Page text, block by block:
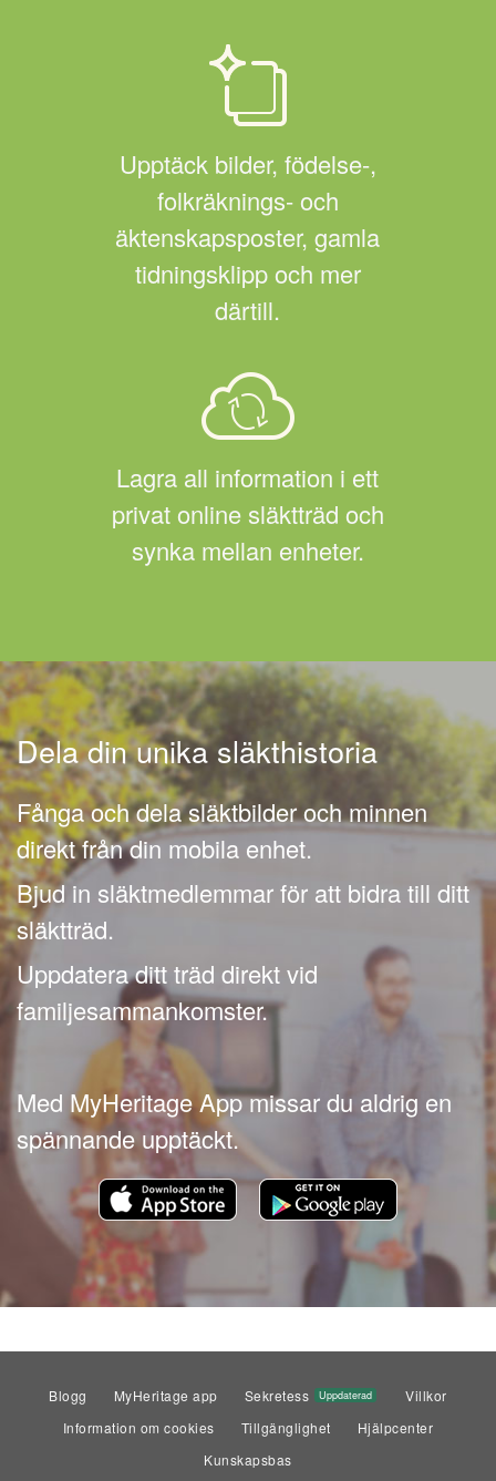
Upptäck bilder, födelse-,
folkräknings- och
äktenskapsposter, gamla
tidningsklipp och mer
därtill.
Lagra all information i ett
privat online släktträd och
synka mellan enheter.
Dela din unika släkthistoria
Fånga och dela släktbilder och minnen
direkt från din mobila enhet.
Bjud in släktmedlemmar för att bidra till ditt
släktträd.
Uppdatera ditt träd direkt vid
familjesammankomster.
Med MyHeritage App missar du aldrig en
spännande upptäckt.
Blogg MyHeritage app Sekretess Uppdaterad
Villkor
Information om cookies
Tillgänglighet
Hjälpcenter
Kunskapsbas